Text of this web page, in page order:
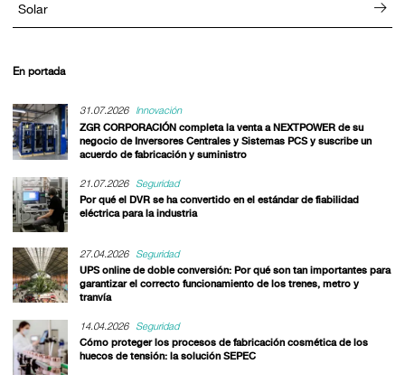
Solar
En portada
31.07.2026
Innovación
ZGR CORPORACIÓN completa la venta a NEXTPOWER de su
negocio de Inversores Centrales y Sistemas PCS y suscribe un
acuerdo de fabricación y suministro
21.07.2026
Seguridad
Por qué el DVR se ha convertido en el estándar de fiabilidad
eléctrica para la industria
27.04.2026
Seguridad
UPS online de doble conversión: Por qué son tan importantes para
garantizar el correcto funcionamiento de los trenes, metro y
tranvía
14.04.2026
Seguridad
Cómo proteger los procesos de fabricación cosmética de los
huecos de tensión: la solución SEPEC